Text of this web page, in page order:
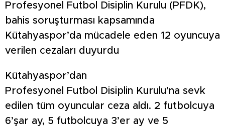
Profesyonel Futbol Disiplin Kurulu (PFDK),
bahis soruşturması kapsamında
Kütahyaspor’da mücadele eden 12 oyuncuya
verilen cezaları duyurdu
Kütahyaspor’dan
Profesyonel Futbol Disiplin Kurulu’na sevk
edilen tüm oyuncular ceza aldı. 2 futbolcuya
6’şar ay, 5 futbolcuya 3’er ay ve 5